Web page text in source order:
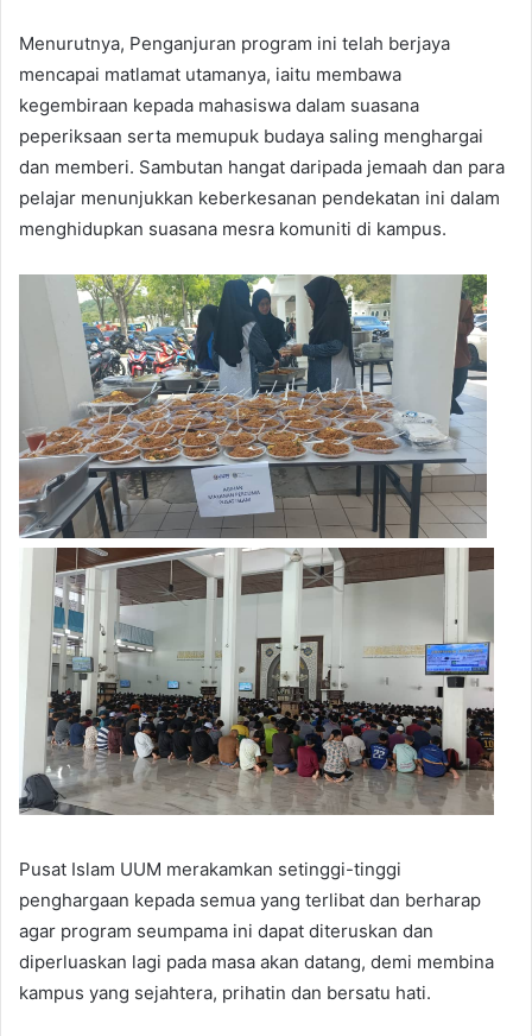
Menurutnya, Penganjuran program ini telah berjaya
mencapai matlamat utamanya, iaitu membawa
kegembiraan kepada mahasiswa dalam suasana
peperiksaan serta memupuk budaya saling menghargai
dan memberi. Sambutan hangat daripada jemaah dan para
pelajar menunjukkan keberkesanan pendekatan ini dalam
menghidupkan suasana mesra komuniti di kampus.
Pusat Islam UUM merakamkan setinggi-tinggi
penghargaan kepada semua yang terlibat dan berharap
agar program seumpama ini dapat diteruskan dan
diperluaskan lagi pada masa akan datang, demi membina
kampus yang sejahtera, prihatin dan bersatu hati.